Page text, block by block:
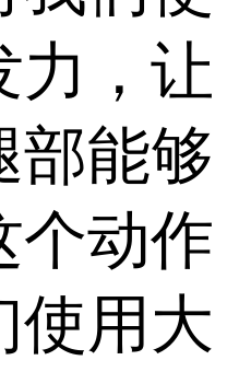
力，让
部能够
个动作
使用大